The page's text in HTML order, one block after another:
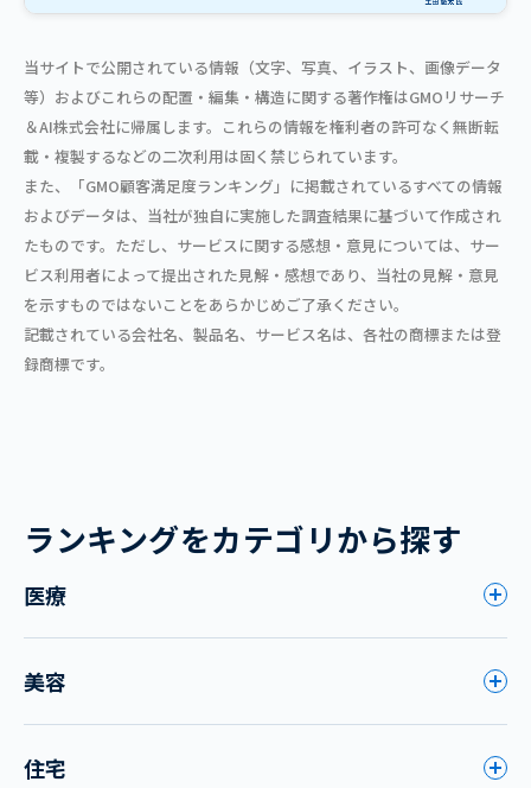
当サイトで公開されている情報（文字、写真、イラスト、画像データ
等）およびこれらの配置・編集・構造に関する著作権はGMOリサーチ
＆AI株式会社に帰属します。これらの情報を権利者の許可なく無断転
載・複製するなどの二次利用は固く禁じられています。
また、「GMO顧客満足度ランキング」に掲載されているすべての情報
およびデータは、当社が独自に実施した調査結果に基づいて作成され
たものです。ただし、サービスに関する感想・意見については、サー
ビス利用者によって提出された見解・感想であり、当社の見解・意見
を示すものではないことをあらかじめご了承ください。
記載されている会社名、製品名、サービス名は、各社の商標または登
録商標です。
ランキングをカテゴリから探す
医療
美容
住宅